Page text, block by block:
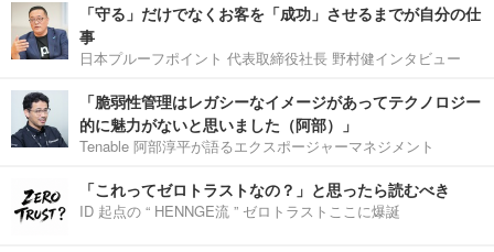
「守る」だけでなくお客を「成功」させるまでが自分の仕
事
日本プルーフポイント 代表取締役社長 野村健インタビュー
「脆弱性管理はレガシーなイメージがあってテクノロジー
的に魅力がないと思いました（阿部）」
Tenable 阿部淳平が語るエクスポージャーマネジメント
「これってゼロトラストなの？」と思ったら読むべき
ID 起点の “ HENNGE流 ” ゼロトラストここに爆誕